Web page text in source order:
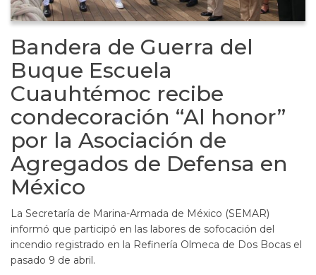
Bandera de Guerra del
Buque Escuela
Cuauhtémoc recibe
condecoración “Al honor”
por la Asociación de
Agregados de Defensa en
México
La Secretaría de Marina-Armada de México (SEMAR)
informó que participó en las labores de sofocación del
incendio registrado en la Refinería Olmeca de Dos Bocas el
pasado 9 de abril.